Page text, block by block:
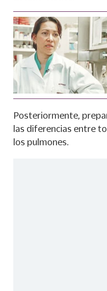
Posteriormente,
las diferencias entre
los pulmones.